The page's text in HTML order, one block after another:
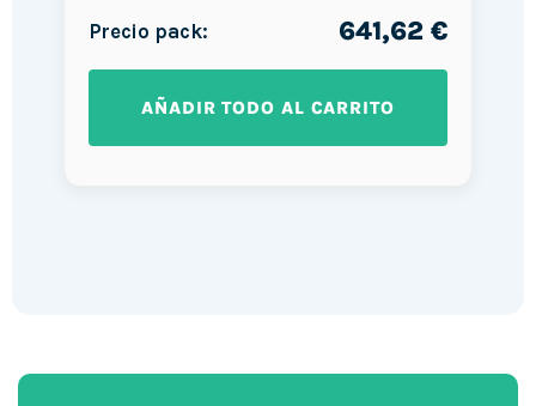
Precio pack: 641,62 €
AÑADIR TODO AL CARRITO